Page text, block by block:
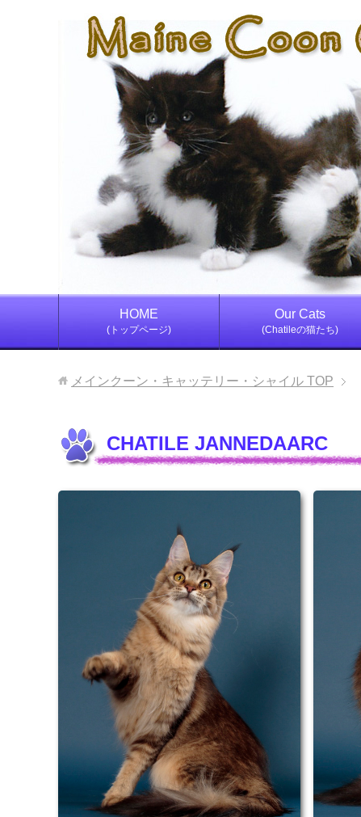
HOME
(トップページ)
Our Cats
(Chatileの猫たち)
メインクーン・キャッテリー・シャイル TOP
CHATILE JANNEDAARC